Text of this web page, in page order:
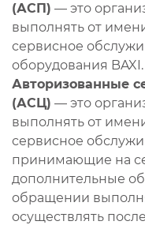
(АСП) — это
выполнять от
сервисное
оборудования BAXI.
Авторизованные
(АСЦ) — это
выполнять от
сервисное
принимающие на
дополнительные
обращении
осуществлять